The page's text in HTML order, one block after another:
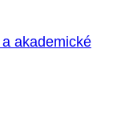
akademické